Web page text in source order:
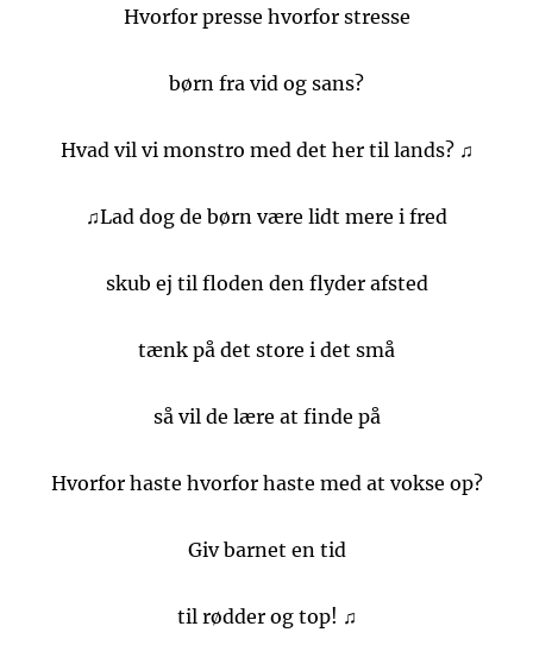
Hvorfor presse hvorfor stresse
børn fra vid og sans?
Hvad vil vi monstro med det her til lands? ♫
♫Lad dog de børn være lidt mere i fred
skub ej til floden den flyder afsted
tænk på det store i det små
så vil de lære at finde på
Hvorfor haste hvorfor haste med at vokse op?
Giv barnet en tid
til rødder og top! ♫